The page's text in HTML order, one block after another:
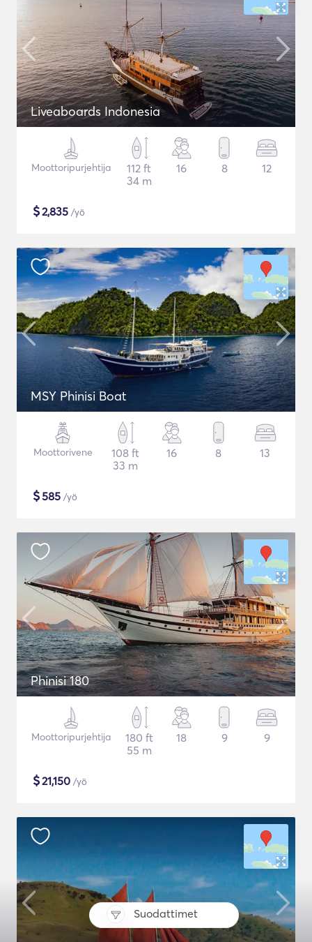
Suodattimet
Liveaboards Indonesia
Moottoripurjehtija
112 ft
34 m
16 8 12
$2,835 /yö
MSY Phinisi Boat
Moottorivene
108 ft
33 m
16 8 13
$585 /yö
Phinisi 180
Moottoripurjehtija
180 ft
55 m
18 9 9
$21,150 /yö